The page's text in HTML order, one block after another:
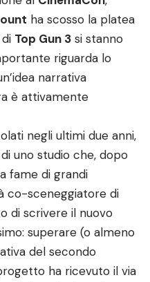
ha scosso la platea
Top Gun 3 si stanno
riguarda lo
narrativa
è attivamente
negli ultimi due anni,
uno studio che, dopo
fame di grandi
co-sceneggiatore di
di scrivere il nuovo
superare (o almeno
del secondo
ha ricevuto il via